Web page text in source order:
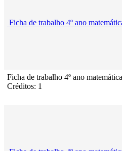
Ficha de trabalho 4º ano
Ficha de trabalho 4º ano
Créditos: 1